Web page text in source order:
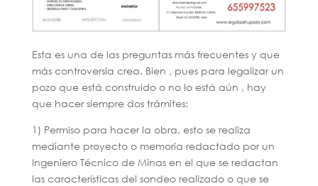
Esta es una de las preguntas más frecuentes y que
más controversia crea. Bien , pues para legalizar un
pozo que está construido o no lo está aún , hay
que hacer siempre dos trámites:
1) Permiso para hacer la obra, esto se realiza
mediante proyecto o memoria redactado por un
Ingeniero Técnico de Minas en el que se redactan
las características del sondeo realizado o que se